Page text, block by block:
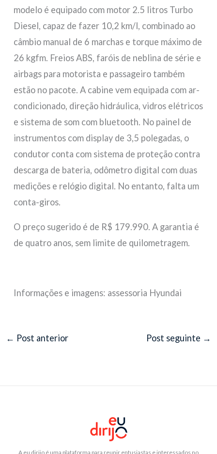
modelo é equipado com motor 2.5 litros Turbo
Diesel, capaz de fazer 10,2 km/l, combinado ao
câmbio manual de 6 marchas e torque máximo de
26 kgfm. Freios ABS, faróis de neblina de série e
airbags para motorista e passageiro também
estão no pacote. A cabine vem equipada com ar-
condicionado, direção hidráulica, vidros elétricos
e sistema de som com bluetooth. No painel de
instrumentos com display de 3,5 polegadas, o
condutor conta com sistema de proteção contra
descarga de bateria, odômetro digital com duas
medições e relógio digital. No entanto, falta um
conta-giros.
O preço sugerido é de R$ 179.990. A garantia é
de quatro anos, sem limite de quilometragem.
Informações e imagens: assessoria Hyundai
← Post anterior Post seguinte →
A eu dirijo é uma plataforma para reunir entusiastas e interessados no